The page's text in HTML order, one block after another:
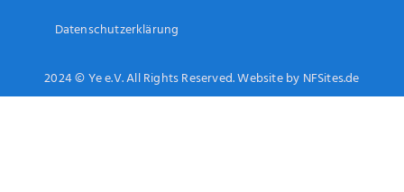
Datenschutzerklärung
2024 © Ye e.V. All Rights Reserved. Website by NFSites.de